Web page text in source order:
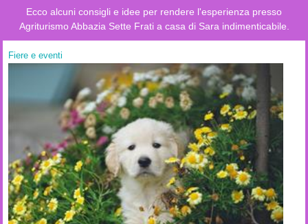
Ecco alcuni consigli e idee per rendere l'esperienza presso
Agriturismo Abbazia Sette Frati a casa di Sara indimenticabile.
Fiere e eventi